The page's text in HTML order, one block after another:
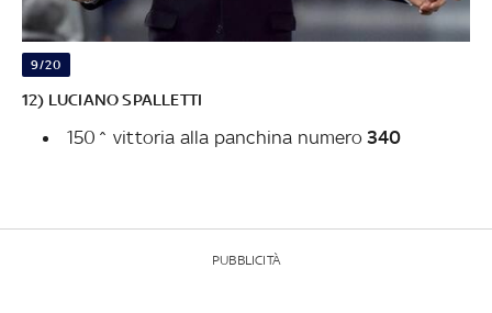
9/20
12) LUCIANO SPALLETTI
150^ vittoria alla panchina numero 340
PUBBLICITÀ